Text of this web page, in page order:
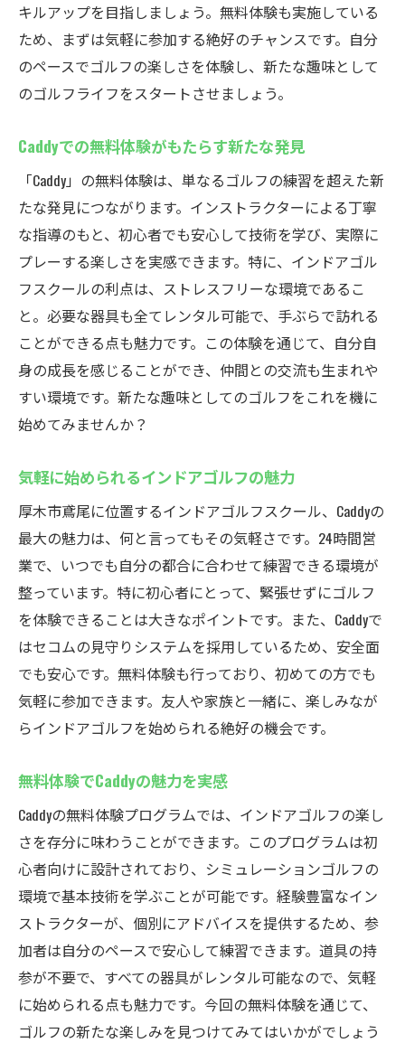
キルアップを目指しましょう。無料体験も実施している
ため、まずは気軽に参加する絶好のチャンスです。自分
のペースでゴルフの楽しさを体験し、新たな趣味として
のゴルフライフをスタートさせましょう。
Caddyでの無料体験がもたらす新たな発見
「Caddy」の無料体験は、単なるゴルフの練習を超えた新
たな発見につながります。インストラクターによる丁寧
な指導のもと、初心者でも安心して技術を学び、実際に
プレーする楽しさを実感できます。特に、インドアゴル
フスクールの利点は、ストレスフリーな環境であるこ
と。必要な器具も全てレンタル可能で、手ぶらで訪れる
ことができる点も魅力です。この体験を通じて、自分自
身の成長を感じることができ、仲間との交流も生まれや
すい環境です。新たな趣味としてのゴルフをこれを機に
始めてみませんか？
気軽に始められるインドアゴルフの魅力
厚木市鳶尾に位置するインドアゴルフスクール、Caddyの
最大の魅力は、何と言ってもその気軽さです。24時間営
業で、いつでも自分の都合に合わせて練習できる環境が
整っています。特に初心者にとって、緊張せずにゴルフ
を体験できることは大きなポイントです。また、Caddyで
はセコムの見守りシステムを採用しているため、安全面
でも安心です。無料体験も行っており、初めての方でも
気軽に参加できます。友人や家族と一緒に、楽しみなが
らインドアゴルフを始められる絶好の機会です。
無料体験でCaddyの魅力を実感
Caddyの無料体験プログラムでは、インドアゴルフの楽し
さを存分に味わうことができます。このプログラムは初
心者向けに設計されており、シミュレーションゴルフの
環境で基本技術を学ぶことが可能です。経験豊富なイン
ストラクターが、個別にアドバイスを提供するため、参
加者は自分のペースで安心して練習できます。道具の持
参が不要で、すべての器具がレンタル可能なので、気軽
に始められる点も魅力です。今回の無料体験を通じて、
ゴルフの新たな楽しみを見つけてみてはいかがでしょう